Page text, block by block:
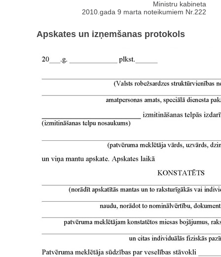
Ministru kabineta
2010.gada 9 marta noteikumiem Nr.222
Apskates un izņemšanas protokols